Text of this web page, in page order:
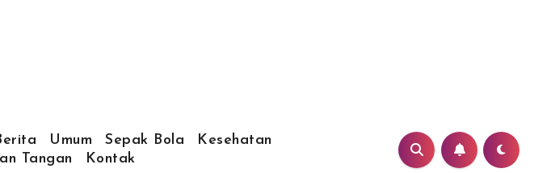
Umum Sepak Bola
Kesehatan
Tangan
Kontak